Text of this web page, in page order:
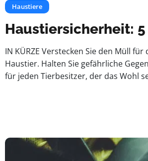
Haustiere
Haustiersicherheit:
IN KÜRZE Verstecken Sie den Müll
Haustier. Halten Sie gefährliche
für jeden Tierbesitzer, der das Wohl